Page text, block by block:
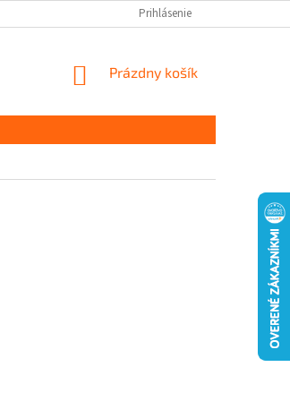
Prihlásenie
NÁKUPNÝ
Prázdny košík